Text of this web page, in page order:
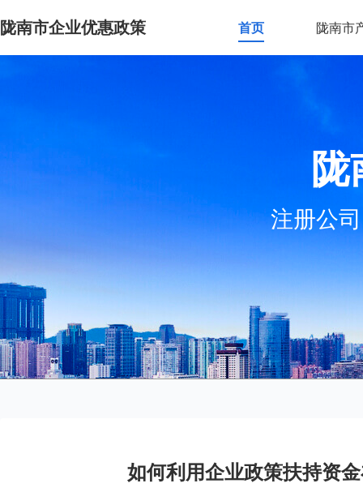
陇南市企业优惠政策 首页 陇南市
陇
注册公
如何利用企业政策扶持资